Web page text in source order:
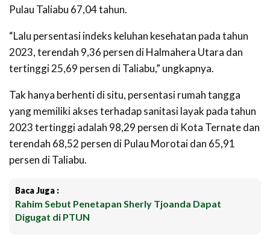
Pulau Taliabu 67,04 tahun.
“Lalu persentasi indeks keluhan kesehatan pada tahun
2023, terendah 9,36 persen di Halmahera Utara dan
tertinggi 25,69 persen di Taliabu,” ungkapnya.
Tak hanya berhenti di situ, persentasi rumah tangga
yang memiliki akses terhadap sanitasi layak pada tahun
2023 tertinggi adalah 98,29 persen di Kota Ternate dan
terendah 68,52 persen di Pulau Morotai dan 65,91
persen di Taliabu.
Baca Juga :
Rahim Sebut Penetapan Sherly Tjoanda Dapat
Digugat di PTUN